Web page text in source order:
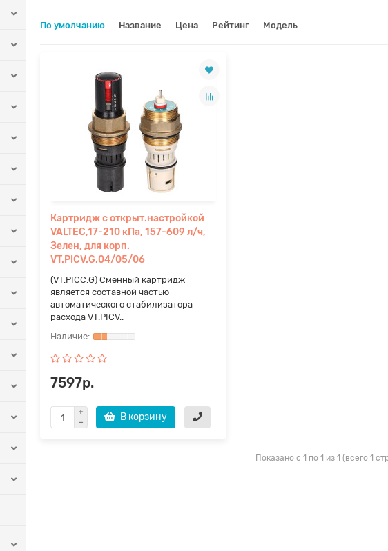
По умолчанию Название Цена Рейтинг Модель
Картридж с открыт.настройкой
VALTEC,17-210 кПа, 157-609 л/ч,
Зелен, для корп.
VT.PICV.G.04/05/06
(VT.PICC.G) Сменный картридж
является составной частью
автоматического стабилизатора
расхода VT.PICV..
7597р.
В корзину
Показано с 1 по 1 из 1 (всего 1